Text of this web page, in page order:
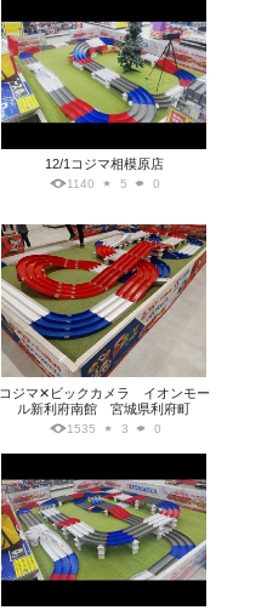
12/1コジマ相模原店
1140 5 0
コジマ✕ビックカメラ イオンモー
ル新利府南館 宮城県利府町
1535 3 0